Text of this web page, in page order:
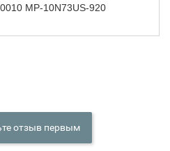
MP-10N73US-920
отзыв первым